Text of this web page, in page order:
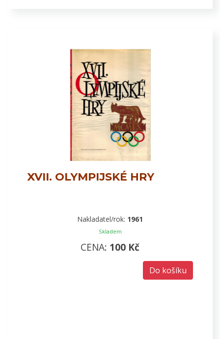
XVII. OLYMPIJSKÉ HRY
Nakladatel/rok: 1961
Skladem
CENA: 100 Kč
Do košíku